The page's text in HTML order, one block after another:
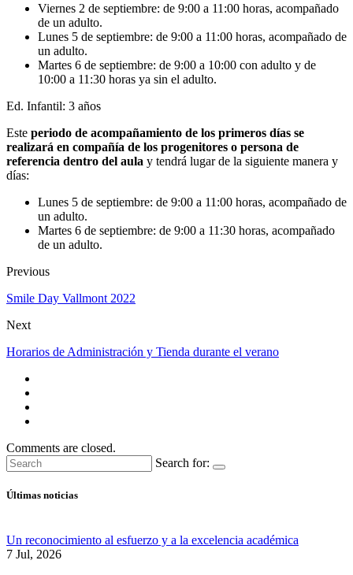
Viernes 2 de septiembre: de 9:00 a 11:00 horas, acompañado
de un adulto.
Lunes 5 de septiembre: de 9:00 a 11:00 horas, acompañado de
un adulto.
Martes 6 de septiembre: de 9:00 a 10:00 con adulto y de
10:00 a 11:30 horas ya sin el adulto.
Ed. Infantil: 3 años
Este periodo de acompañamiento de los primeros días se
realizará en compañía de los progenitores o persona de
referencia dentro del aula y tendrá lugar de la siguiente manera y
días:
Lunes 5 de septiembre: de 9:00 a 11:00 horas, acompañado de
un adulto.
Martes 6 de septiembre: de 9:00 a 11:30 horas, acompañado
de un adulto.
Previous
Smile Day Vallmont 2022
Next
Horarios de Administración y Tienda durante el verano
Comments are closed.
Search for:
Últimas noticias
Un reconocimiento al esfuerzo y a la excelencia académica
7 Jul, 2026